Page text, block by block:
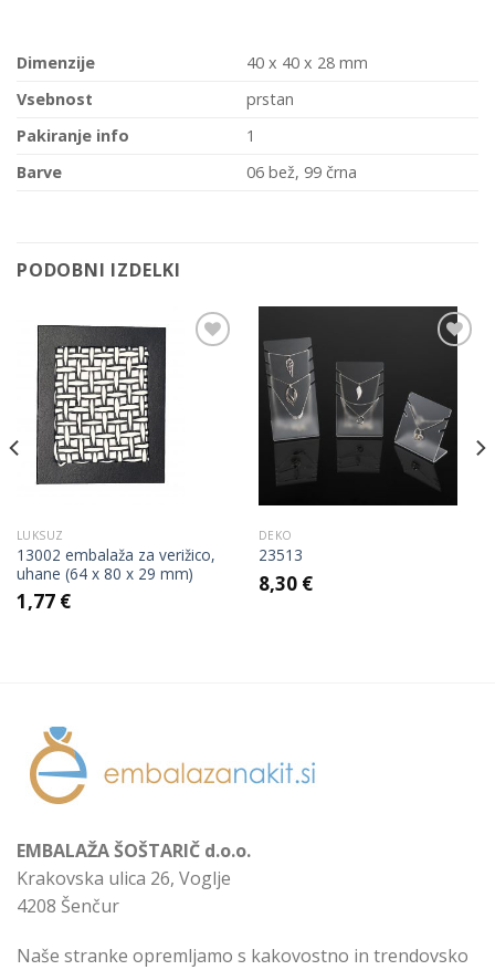
Dimenzije
40 x 40 x 28 mm
Vsebnost
prstan
Pakiranje info
1
Barve
06 bež, 99 črna
PODOBNI IZDELKI
LUKSUZ
13002 embalaža za verižico,
uhane (64 x 80 x 29 mm)
1,77 €
Add to
Wishlist
DEKO
23513
8,30 €
EMBALAŽA ŠOŠTARIČ d.o.o.
Krakovska ulica 26, Voglje
4208 Šenčur
Naše stranke opremljamo s kakovostno in trendovsko